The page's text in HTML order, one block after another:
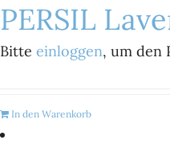
PERSIL
Bitte einloggen, um den
In den Warenkorb